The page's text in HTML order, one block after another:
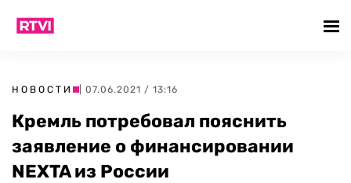
НОВОСТИ | 07.06.2021 / 13:16
Кремль потребовал пояснить
заявление о финансировании
NEXTA из России